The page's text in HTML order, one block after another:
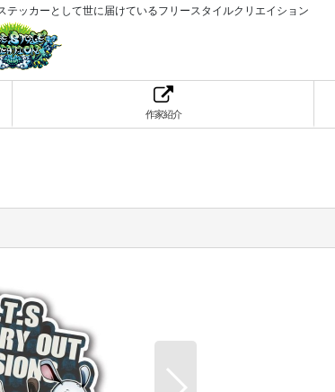
テッカーとして世に届けているフリースタイルクリエイション
作家紹介